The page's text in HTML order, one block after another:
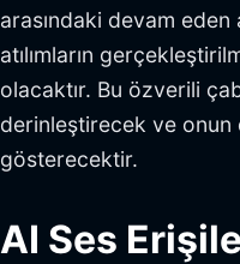
arasındaki devam
atılımların
olacaktır. Bu özverili
derinleştirecek ve onun
gösterecektir.
AI Ses